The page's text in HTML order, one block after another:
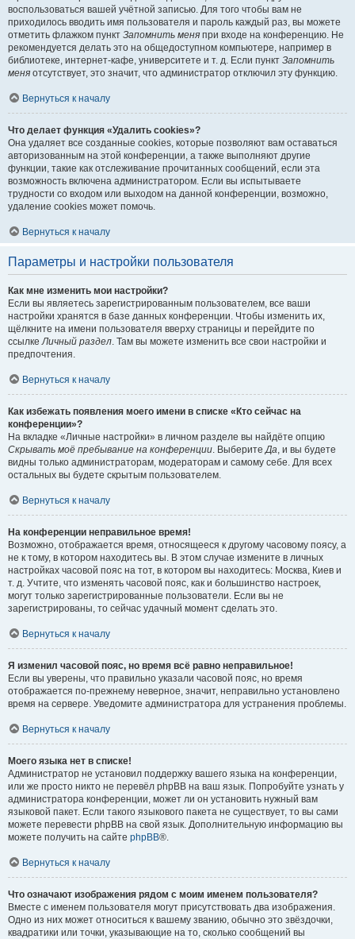
воспользоваться вашей учётной записью. Для того чтобы вам не
приходилось вводить имя пользователя и пароль каждый раз, вы можете
отметить флажком пункт Запомнить меня при входе на конференцию. Не
рекомендуется делать это на общедоступном компьютере, например в
библиотеке, интернет-кафе, университете и т. д. Если пункт Запомнить
меня отсутствует, это значит, что администратор отключил эту функцию.
Вернуться к началу
Что делает функция «Удалить cookies»?
Она удаляет все созданные cookies, которые позволяют вам оставаться
авторизованным на этой конференции, а также выполняют другие
функции, такие как отслеживание прочитанных сообщений, если эта
возможность включена администратором. Если вы испытываете
трудности со входом или выходом на данной конференции, возможно,
удаление cookies может помочь.
Вернуться к началу
Параметры и настройки пользователя
Как мне изменить мои настройки?
Если вы являетесь зарегистрированным пользователем, все ваши
настройки хранятся в базе данных конференции. Чтобы изменить их,
щёлкните на имени пользователя вверху страницы и перейдите по
ссылкеЛичный раздел. Там вы можете изменить все свои настройки и
предпочтения.
Вернуться к началу
Как избежать появления моего имени в списке «Кто сейчас на
конференции»?
На вкладке «Личные настройки» в личном разделе вы найдёте опцию
Скрывать моё пребывание на конференции. ВыберитеДа, и вы будете
видны только администраторам, модераторам и самому себе. Для всех
остальных вы будете скрытым пользователем.
Вернуться к началу
На конференции неправильное время!
Возможно, отображается время, относящееся к другому часовому поясу, а
не к тому, в котором находитесь вы. В этом случае измените в личных
настройках часовой пояс на тот, в котором вы находитесь: Москва, Киев и
т. д. Учтите, что изменять часовой пояс, как и большинство настроек,
могут только зарегистрированные пользователи. Если вы не
зарегистрированы, то сейчас удачный момент сделать это.
Вернуться к началу
Я изменил часовой пояс, но время всё равно неправильное!
Если вы уверены, что правильно указали часовой пояс, но время
отображается по-прежнему неверное, значит, неправильно установлено
время на сервере. Уведомите администратора для устранения проблемы.
Вернуться к началу
Моего языка нет в списке!
Администратор не установил поддержку вашего языка на конференции,
или же просто никто не перевёл phpBB на ваш язык. Попробуйте узнать у
администратора конференции, может ли он установить нужный вам
языковой пакет. Если такого языкового пакета не существует, то вы сами
можете перевести phpBB на свой язык. Дополнительную информацию вы
можете получить на сайте phpBB®.
Вернуться к началу
Что означают изображения рядом с моим именем пользователя?
Вместе с именем пользователя могут присутствовать два изображения.
Одно из них может относиться к вашему званию, обычно это звёздочки,
квадратики или точки, указывающие на то, сколько сообщений вы